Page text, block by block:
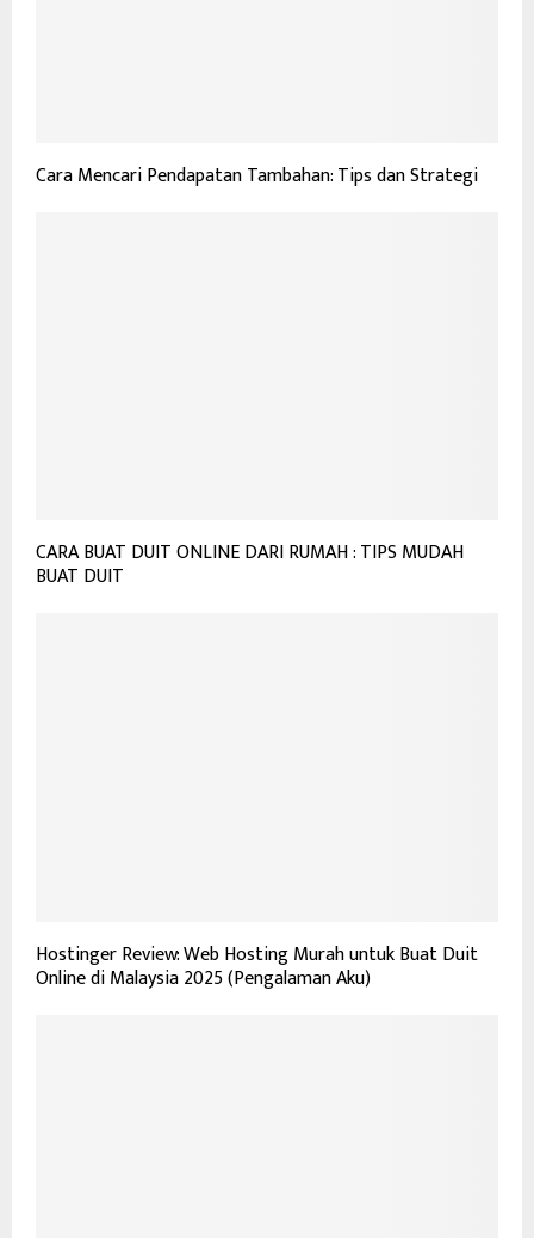
Cara Mencari Pendapatan Tambahan: Tips dan Strategi
CARA BUAT DUIT ONLINE DARI RUMAH : TIPS MUDAH
BUAT DUIT
Hostinger Review: Web Hosting Murah untuk Buat Duit
Online di Malaysia 2025 (Pengalaman Aku)